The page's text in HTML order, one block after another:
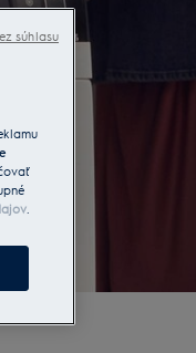
.
súhlasu